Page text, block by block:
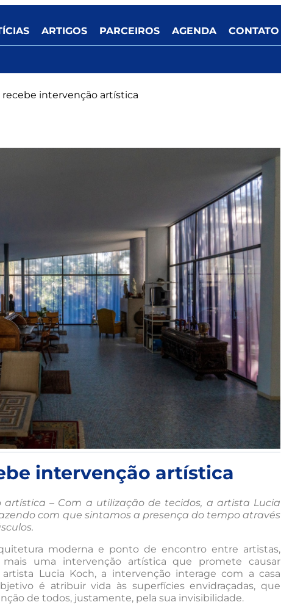
ARTIGOS PARCEIROS AGENDA CONTATO
recebe intervenção artística
intervenção artística
artística – Com a utilização de tecidos, a artista Lucia
com que sintamos a presença do tempo através
moderna e ponto de encontro entre artistas,
uma intervenção artística que promete causar
artista Lucia Koch, a intervenção interage com a casa
é atribuir vida às superfícies envidraçadas, que
de todos, justamente, pela sua invisibilidade.